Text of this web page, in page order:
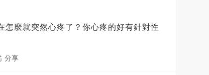
麼就突然心疼了？你心疼的好有針對性
分享